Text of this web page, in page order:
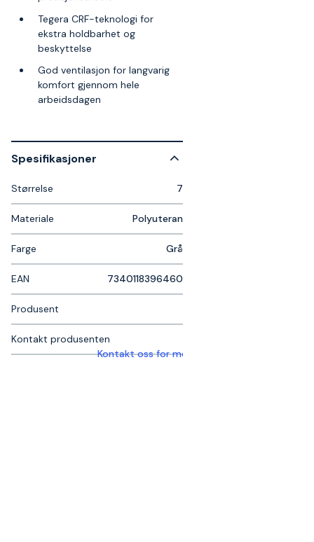
Tegera CRF-teknologi for
ekstra holdbarhet og
beskyttelse
God ventilasjon for langvarig
komfort gjennom hele
arbeidsdagen
Spesifikasjoner
Størrelse 7
Materiale Polyuteran
Farge Grå
EAN 7340118396460
Produsent
Kontakt produsenten
Kontakt oss for mer informasjon